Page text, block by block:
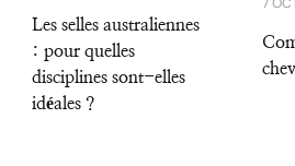
Les selles australiennes
: pour quelles
disciplines sont-elles
idéales ?